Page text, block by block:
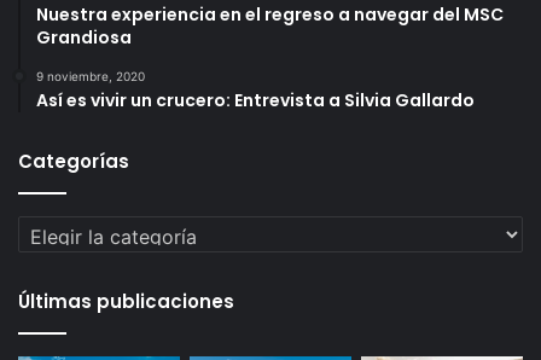
Nuestra experiencia en el regreso a navegar del MSC
Grandiosa
9 noviembre, 2020
Así es vivir un crucero: Entrevista a Silvia Gallardo
Categorías
Categorías
Últimas publicaciones